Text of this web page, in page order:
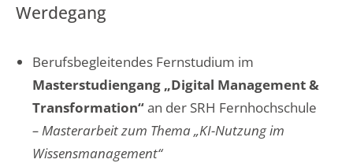
Werdegang
Berufsbegleitendes Fernstudium im
Masterstudiengang „Digital Management &
Transformation“an der SRH Fernhochschule
– Masterarbeit zum Thema „KI-Nutzung im
Wissensmanagement“